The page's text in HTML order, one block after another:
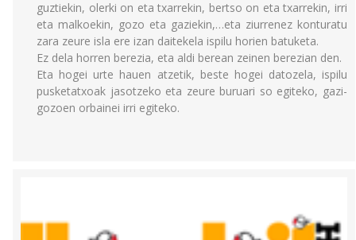
guztiekin, olerki on eta txarrekin, bertso on eta txarrekin, irri
eta malkoekin, gozo eta gaziekin,…eta ziurrenez konturatu
zara zeure isla ere izan daitekela ispilu horien batuketa.
Ez dela horren berezia, eta aldi berean zeinen berezian den.
Eta hogei urte hauen atzetik, beste hogei datozela, ispilu
pusketatxoak jasotzeko eta zeure buruari so egiteko, gazi-
gozoen orbainei irri egiteko.